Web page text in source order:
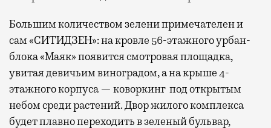
Большим количеством зелени примечателен и
сам «СИТИДЗЕН»: на кровле 56-этажного урбан-
блока «Маяк» появится смотровая площадка,
увитая девичьим виноградом, а на крыше 4-
этажного корпуса — коворкинг под открытым
небом среди растений. Двор жилого комплекса
будет плавно переходить в зеленый бульвар,